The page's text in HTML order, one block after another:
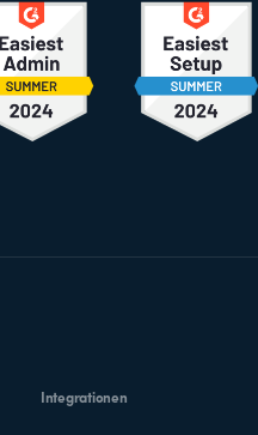
Integrationen